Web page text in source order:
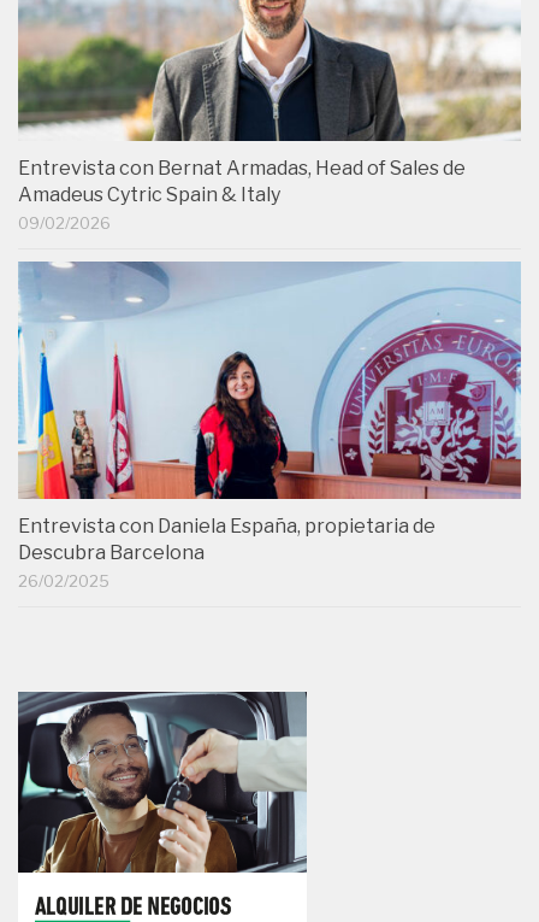
Entrevista con Bernat Armadas, Head of Sales de
Amadeus Cytric Spain & Italy
09/02/2026
Entrevista con Daniela España, propietaria de
Descubra Barcelona
26/02/2025